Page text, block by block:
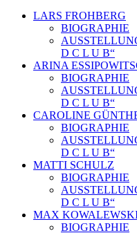
LARS FROHBERG
BIOGRAPHIE
D C L U B“
ARINA
BIOGRAPHIE
D C L U B“
CAROLINE
BIOGRAPHIE
D C L U B“
MATTI SCHULZ
BIOGRAPHIE
D C L U B“
MAX
BIOGRAPHIE